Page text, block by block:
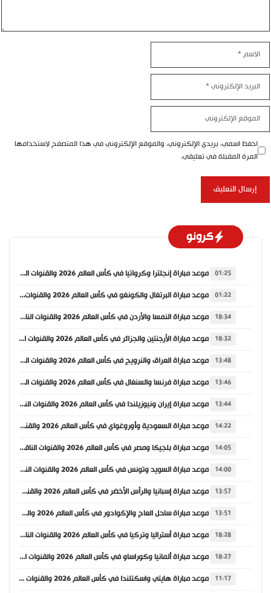
الإلكتروني
الإلكتروني
احفظ اسمي، بريدي الإلكتروني، والموقع الإلكتروني في هذا المتصفح لاستخدامها
المرة المقبلة في تعليقي.
كرونو
01:25 موعد مباراة إنجلترا وكرواتيا في كأس العالم 2026 والقنوات الناقلة
01:22 موعد مباراة البرتغال والكونغو في كأس العالم 2026 والقنوات الناقلة
18:34 موعد مباراة النمسا والأردن في كأس العالم 2026 والقنوات الناقلة
18:32 موعد مباراة الأرجنتين والجزائر في كأس العالم 2026 والقنوات الناقلة
13:48 موعد مباراة العراق والنرويج في كأس العالم 2026 والقنوات الناقلة
13:46 موعد مباراة فرنسا والسنغال في كأس العالم 2026 والقنوات الناقلة
13:44 موعد مباراة إيران ونيوزيلندا في كأس العالم 2026 والقنوات الناقلة
14:22 موعد مباراة السعودية وأوروغواي في كأس العالم 2026 والقنوات الناقلة
14:05 موعد مباراة بلجيكا ومصر في كأس العالم 2026 والقنوات الناقلة
14:00 موعد مباراة السويد وتونس في كأس العالم 2026 والقنوات الناقلة
13:57 موعد مباراة إسبانيا والرأس الأخضر في كأس العالم 2026 والقنوات الناقلة
13:51 موعد مباراة ساحل العاج والإكوادور في كأس العالم 2026 والقنوات الناقلة
18:28 موعد مباراة أستراليا وتركيا في كأس العالم 2026 والقنوات الناقلة
18:27 موعد مباراة ألمانيا وكوراساو في كأس العالم 2026 والقنوات الناقلة
11:17 موعد مباراة هايتي واسكتلندا في كأس العالم 2026 والقنوات الناقلة